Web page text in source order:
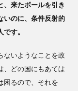
、来たボールを引き
いのに、条件反射的
す。
ないようなことを政
、どの国にもあては
困るので、それを